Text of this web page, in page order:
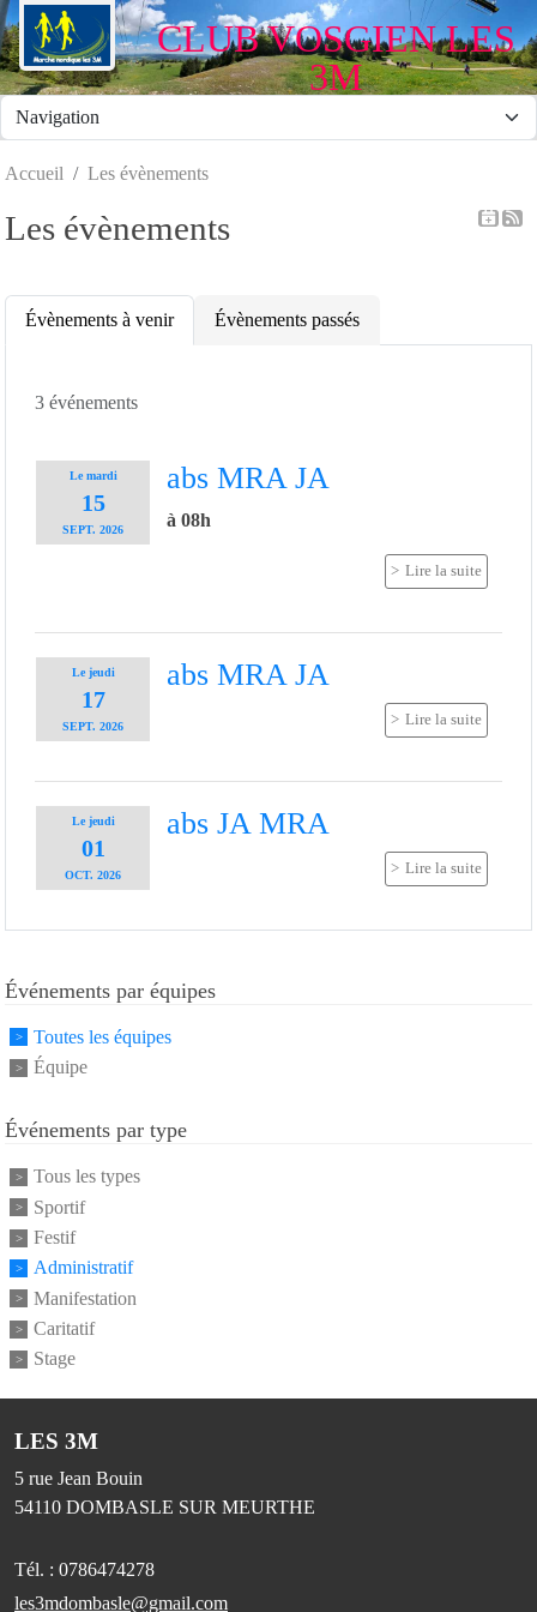
CLUB VOSGIEN LES
3M
Accueil Les évènements
Les évènements
Évènements à venir Évènements passés
3 événements
Lemardi
15
SEPT. 2026
abs MRA JA
à 08h
Lire la suite
Lejeudi
17
SEPT. 2026
abs MRA JA
Lire la suite
Lejeudi
01
OCT. 2026
abs JA MRA
Lire la suite
Événements par équipes
Toutes les équipes
Équipe
Événements par type
Tous les types
Sportif
Festif
Administratif
Manifestation
Caritatif
Stage
LES 3M
5 rue Jean Bouin
54110 DOMBASLE SUR MEURTHE
Tél. : 0786474278
les3mdombasle@gmail.com
Panneau de gestion des cookies